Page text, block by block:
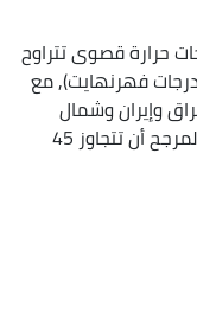
قصوى تتراوح
درجة مئوية (100.4 إلى 104 درجات فهرنهايت), مع
وإيران وشمال
أفريقيا وجنوب غرب الولايات المتحدة من المرجح أن تتجاوز 45